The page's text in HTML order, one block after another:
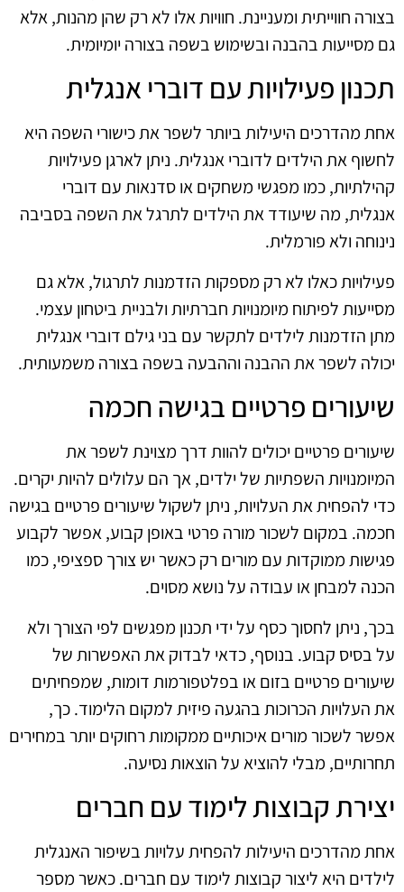
בצורה חווייתית ומעניינת. חוויות אלו לא רק שהן מהנות, אלא
גם מסייעות בהבנה ובשימוש בשפה בצורה יומיומית.
תכנון פעילויות עם דוברי אנגלית
אחת מהדרכים היעילות ביותר לשפר את כישורי השפה היא
לחשוף את הילדים לדוברי אנגלית. ניתן לארגן פעילויות
קהילתיות, כמו מפגשי משחקים או סדנאות עם דוברי
אנגלית, מה שיעודד את הילדים לתרגל את השפה בסביבה
נינוחה ולא פורמלית.
פעילויות כאלו לא רק מספקות הזדמנות לתרגול, אלא גם
מסייעות לפיתוח מיומנויות חברתיות ולבניית ביטחון עצמי.
מתן הזדמנות לילדים לתקשר עם בני גילם דוברי אנגלית
יכולה לשפר את ההבנה וההבעה בשפה בצורה משמעותית.
שיעורים פרטיים בגישה חכמה
שיעורים פרטיים יכולים להוות דרך מצוינת לשפר את
המיומנויות השפתיות של ילדים, אך הם עלולים להיות יקרים.
כדי להפחית את העלויות, ניתן לשקול שיעורים פרטיים בגישה
חכמה. במקום לשכור מורה פרטי באופן קבוע, אפשר לקבוע
פגישות ממוקדות עם מורים רק כאשר יש צורך ספציפי, כמו
הכנה למבחן או עבודה על נושא מסוים.
בכך, ניתן לחסוך כסף על ידי תכנון מפגשים לפי הצורך ולא
על בסיס קבוע. בנוסף, כדאי לבדוק את האפשרות של
שיעורים פרטיים בזום או בפלטפורמות דומות, שמפחיתים
את העלויות הכרוכות בהגעה פיזית למקום הלימוד. כך,
אפשר לשכור מורים איכותיים ממקומות רחוקים יותר במחירים
תחרותיים, מבלי להוציא על הוצאות נסיעה.
יצירת קבוצות לימוד עם חברים
אחת מהדרכים היעילות להפחית עלויות בשיפור האנגלית
לילדים היא ליצור קבוצות לימוד עם חברים. כאשר מספר